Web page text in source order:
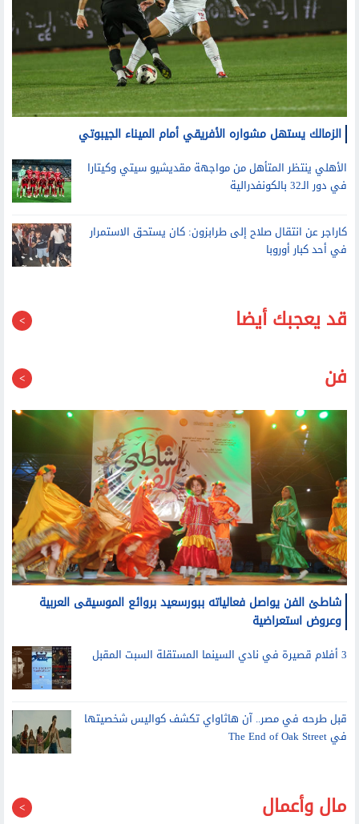
الزمالك يستهل مشواره الأفريقي أمام الميناء الجيبوتي
الأهلي ينتظر المتأهل من مواجهة مقديشيو سيتي وكيتارا
في دور الـ32 بالكونفدرالية
كاراجر عن انتقال صلاح إلى طرابزون: كان يستحق الاستمرار
في أحد كبار أوروبا
قد يعجبك أيضا
فن
شاطئ الفن يواصل فعالياته ببورسعيد بروائع الموسيقى العربية
وعروض استعراضية
3 أفلام قصيرة في نادي السينما المستقلة السبت المقبل
قبل طرحه في مصر.. آن هاثاواي تكشف كواليس شخصيتها
في The End of Oak Street
مال وأعمال